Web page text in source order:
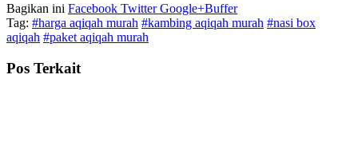
Bagikan ini Facebook TwitterGoogle+Buffer
Tag: #harga aqiqah murah #kambing aqiqah murah #nasi box
aqiqah #paket aqiqah murah
Pos Terkait